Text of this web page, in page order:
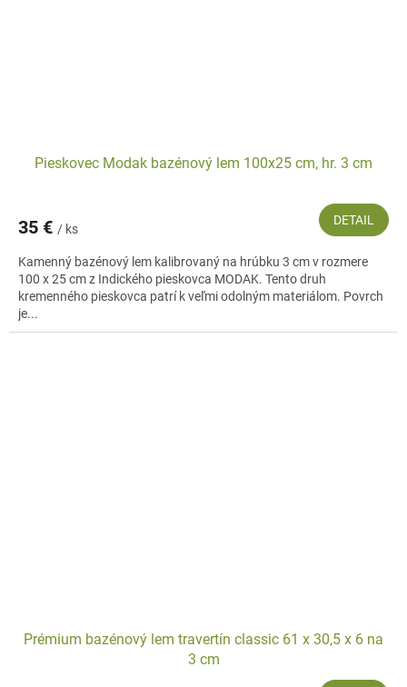
Pieskovec Modak bazénový lem 100x25 cm, hr. 3 cm
35 € / ks
DETAIL
Kamenný bazénový lem kalibrovaný na hrúbku 3 cm v rozmere
100 x 25 cm z Indického pieskovca MODAK. Tento druh
kremenného pieskovca patrí k veľmi odolným materiálom. Povrch
je...
Prémium bazénový lem travertín classic 61 x 30,5 x 6 na
3 cm